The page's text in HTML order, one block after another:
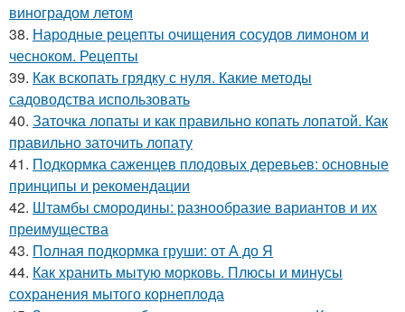
виноградом летом
38. Народные рецепты очищения сосудов лимоном и
чесноком. Рецепты
39. Как вскопать грядку с нуля. Какие методы
садоводства использовать
40. Заточка лопаты и как правильно копать лопатой. Как
правильно заточить лопату
41. Подкормка саженцев плодовых деревьев: основные
принципы и рекомендации
42. Штамбы смородины: разнообразие вариантов и их
преимущества
43. Полная подкормка груши: от А до Я
44. Как хранить мытую морковь. Плюсы и минусы
сохранения мытого корнеплода